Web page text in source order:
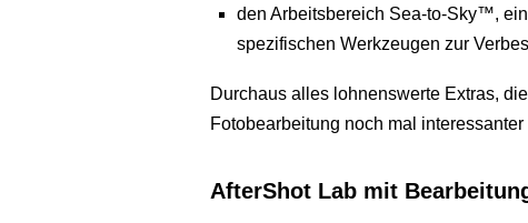
den Arbeitsbereich Sea-to-Sky™,
spezifischen Werkzeugen zur
Durchaus alles lohnenswerte Extras,
Fotobearbeitung noch mal interessanter
AfterShot Lab mit